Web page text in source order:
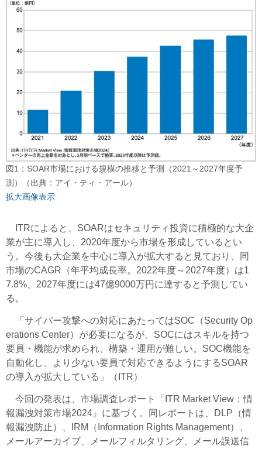
図1：SOAR市場における規模の推移と予測（2021～2027年度予
測）（出典：アイ・ティ・アール）
拡大画像表示
ITRによると、SOARはセキュリティ投資に積極的な大企
業が主に導入し、2020年度から市場を形成しているとい
う。今後も大企業を中心に導入が拡大すると見ており、同
市場のCAGR（年平均成長率。2022年度～2027年度）は1
7.8%、2027年度には47億9000万円に達すると予測してい
る。
「サイバー攻撃への対応にあたってはSOC（Security Op
erations Center）が必要になるが、SOCにはスキルを持つ
要員・機能が求められ、構築・運用が難しい。SOC機能を
自動化し、より少ない要員で対応できるようにするSOAR
の導入が拡大している」（ITR）
今回の発表は、市場調査レポート「ITR Market View：情
報漏洩対策市場2024』に基づく。同レポートは、DLP（情
報漏洩防止）、IRM（Information Rights Management）、
メールアーカイブ、メールフィルタリング、メール誤送信